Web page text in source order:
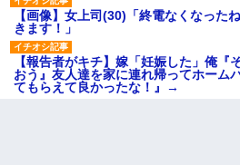
【画像】女上司(30)「終電なくなっ
きます！」
【報告者がキチ】嫁「妊娠した」俺『
おう』友人達を家に連れ帰ってホーム
てもらえて良かったな！』→